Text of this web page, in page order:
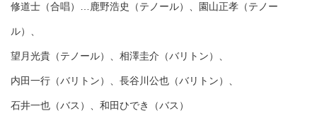
修道士（合唱）…鹿野浩史（テノール）、園山正孝（テノー
ル）、
望月光貴（テノール）、相澤圭介（バリトン）、
内田一行（バリトン）、長谷川公也（バリトン）、
石井一也（バス）、和田ひでき（バス）